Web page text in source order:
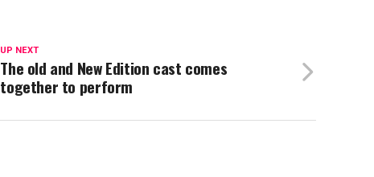
UP NEXT
The old and New Edition cast comes
together to perform